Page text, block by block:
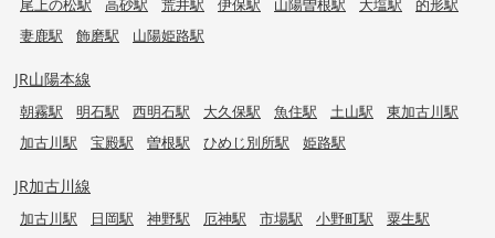
尾上の松駅
高砂駅 荒井駅 伊保駅 山陽曽根駅 大塩駅
的形駅
妻鹿駅
飾磨駅 山陽姫路駅
JR山陽本線
朝霧駅 明石駅 西明石駅 大久保駅 魚住駅 土山駅
東加古川駅
加古川駅
宝殿駅 曽根駅 ひめじ別所駅 姫路駅
JR加古川線
加古川駅 日岡駅 神野駅 厄神駅 市場駅 小野町駅
粟生駅